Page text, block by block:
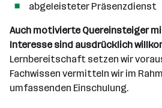
abgeleisteter Präsenzdienst
Auch motivierte Quereinsteiger
Interesse sind ausdrücklich
Lernbereitschaft setzen wir
Fachwissen vermitteln wir im
umfassenden Einschulung.